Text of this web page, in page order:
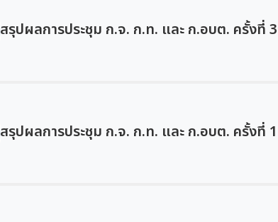
สรุปผลการประชุม ก.จ. ก.ท. และ ก.อบต. ครั้งที่
สรุปผลการประชุม ก.จ. ก.ท. และ ก.อบต. ครั้งที่